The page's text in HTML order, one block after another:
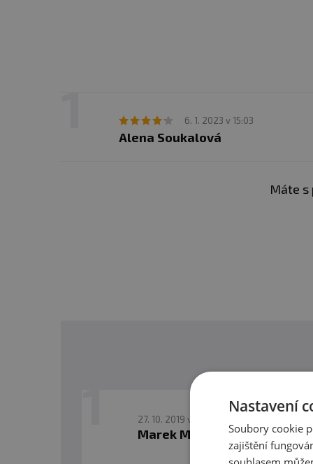
styl. Skladujte při
6. 1. 2023 v 15:03
Alena Soukalová
Máte s
27. 10. 2019 v 11:37
Marek Muryc Reagovat
Nastavení
Soubory cookie
zajištění